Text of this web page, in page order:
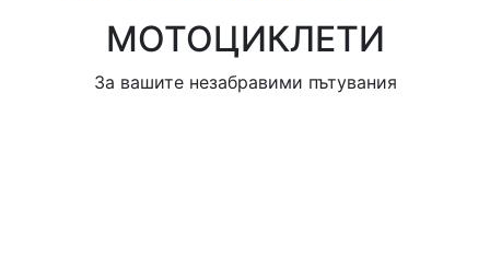
МОТОЦИКЛЕТИ
За вашите незабравими пътувания